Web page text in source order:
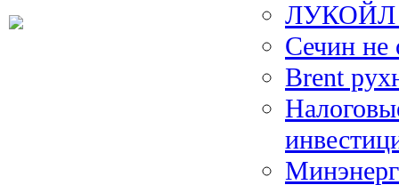
ЛУКОЙЛ
Сечин не
Brent